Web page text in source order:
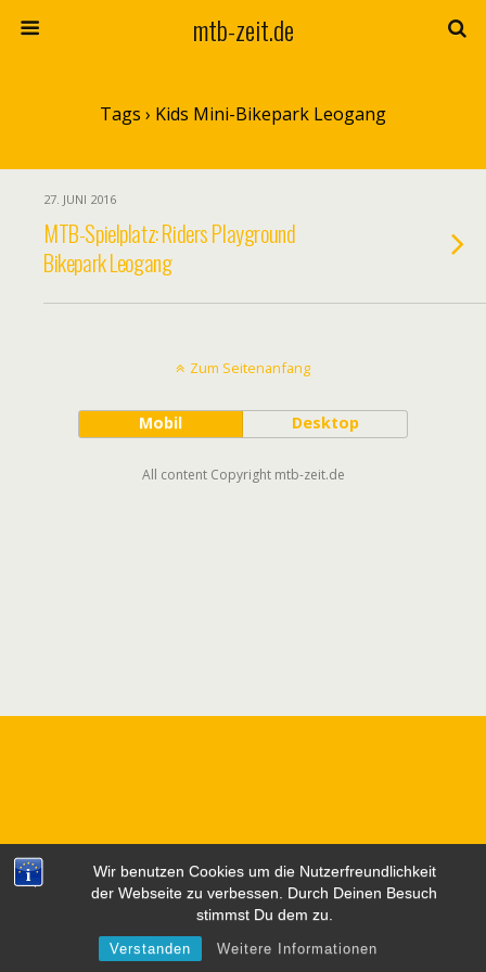
Wir benutzen Cookies um die Nutzerfreundlichkeit
der Webseite zu verbessen. Durch Deinen Besuch
stimmst Du dem zu.
Verstanden Weitere Informationen
mtb-zeit.de
Tags › Kids Mini-Bikepark Leogang
27. JUNI 2016
MTB-Spielplatz: Riders Playground
Bikepark Leogang
Zum Seitenanfang
Mobil Desktop
All content Copyright mtb-zeit.de